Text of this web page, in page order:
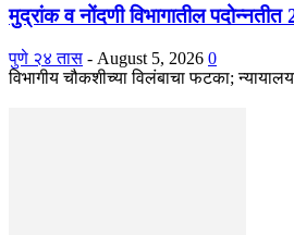
मुद्रांक व नोंदणी विभागातील पदोन्नतीत
पुणे २४ तास - August 5, 2026 0
विभागीय चौकशीच्या विलंबाचा फटका;